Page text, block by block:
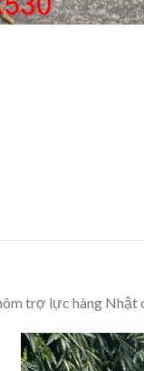
trợ lực hàng Nhật